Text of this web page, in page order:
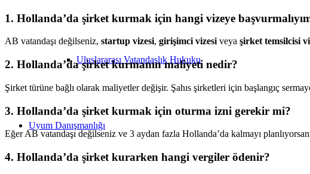
Uluslararası Vatandaşlık Hukuku
Uyum Danışmanlığı
1. Hollanda’da şirket kurmak için hangi vizeye
AB vatandaşı değilseniz, startup vizesi, girişimci vizesiveya şirket temsilcisi
2. Hollanda’da şirket kurmanın maliyeti nedir?
Şirket türüne bağlı olarak maliyetler değişir. Şahıs şirketleri için başlangıç
3. Hollanda’da şirket kurmak için oturma izni gerekir mi?
Eğer AB vatandaşı değilseniz ve 3 aydan fazla Hollanda’da kalmayı
4. Hollanda’da şirket kurarken hangi vergiler ödenir?